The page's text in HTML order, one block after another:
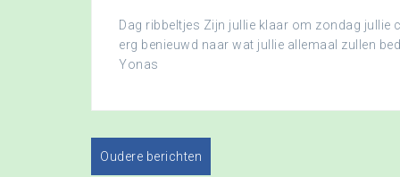
Dag ribbeltjes Zijn jullie klaar om zondag jullie
erg benieuwd naar wat jullie allemaal zullen
Yonas
Oudere berichten